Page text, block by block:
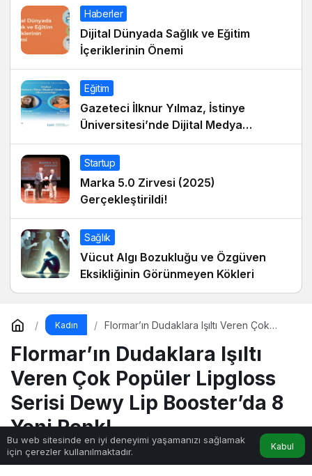
Haberler
Dijital Dünyada Sağlık ve Eğitim
İçeriklerinin Önemi
Eğitim
Gazeteci İlknur Yılmaz, İstinye
Üniversitesi’nde Dijital Medya
Okuryazarlığı Dersinin Konuğu Oldu
Startup
Marka 5.0 Zirvesi (2025)
Gerçekleştirildi!
Sağlık
Vücut Algı Bozukluğu ve Özgüven
Eksikliğinin Görünmeyen Kökleri
Kadın
Flormar’ın Dudaklara Işıltı Veren Çok
Booster’da 8 Yeni Renk!
Flormar’ın Dudaklara Işıltı
Veren Çok Popüler Lipgloss
Serisi Dewy Lip Booster’da 8
Yeni Renk!
Bu web sitesinde en iyi deneyimi yaşamanızı sağlamak
için çerezler kullanılmaktadır.
Kabul